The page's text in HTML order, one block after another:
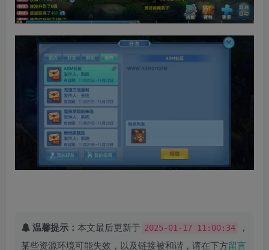
温馨提示： 本文最后更新于 2025-01-17 11:00:34
，
某些资源环境可能失效，以及链接被和谐，请在下方留言